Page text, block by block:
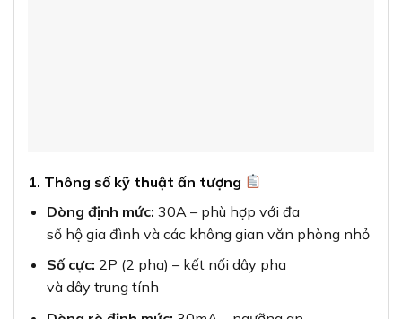
1. Thông số kỹ thuật ấn tượng
Dòng định mức: 30A – phù hợp với đa
số hộ gia đình và các không gian văn phòng nhỏ
Số cực: 2P (2 pha) – kết nối dây pha
và dây trung tính